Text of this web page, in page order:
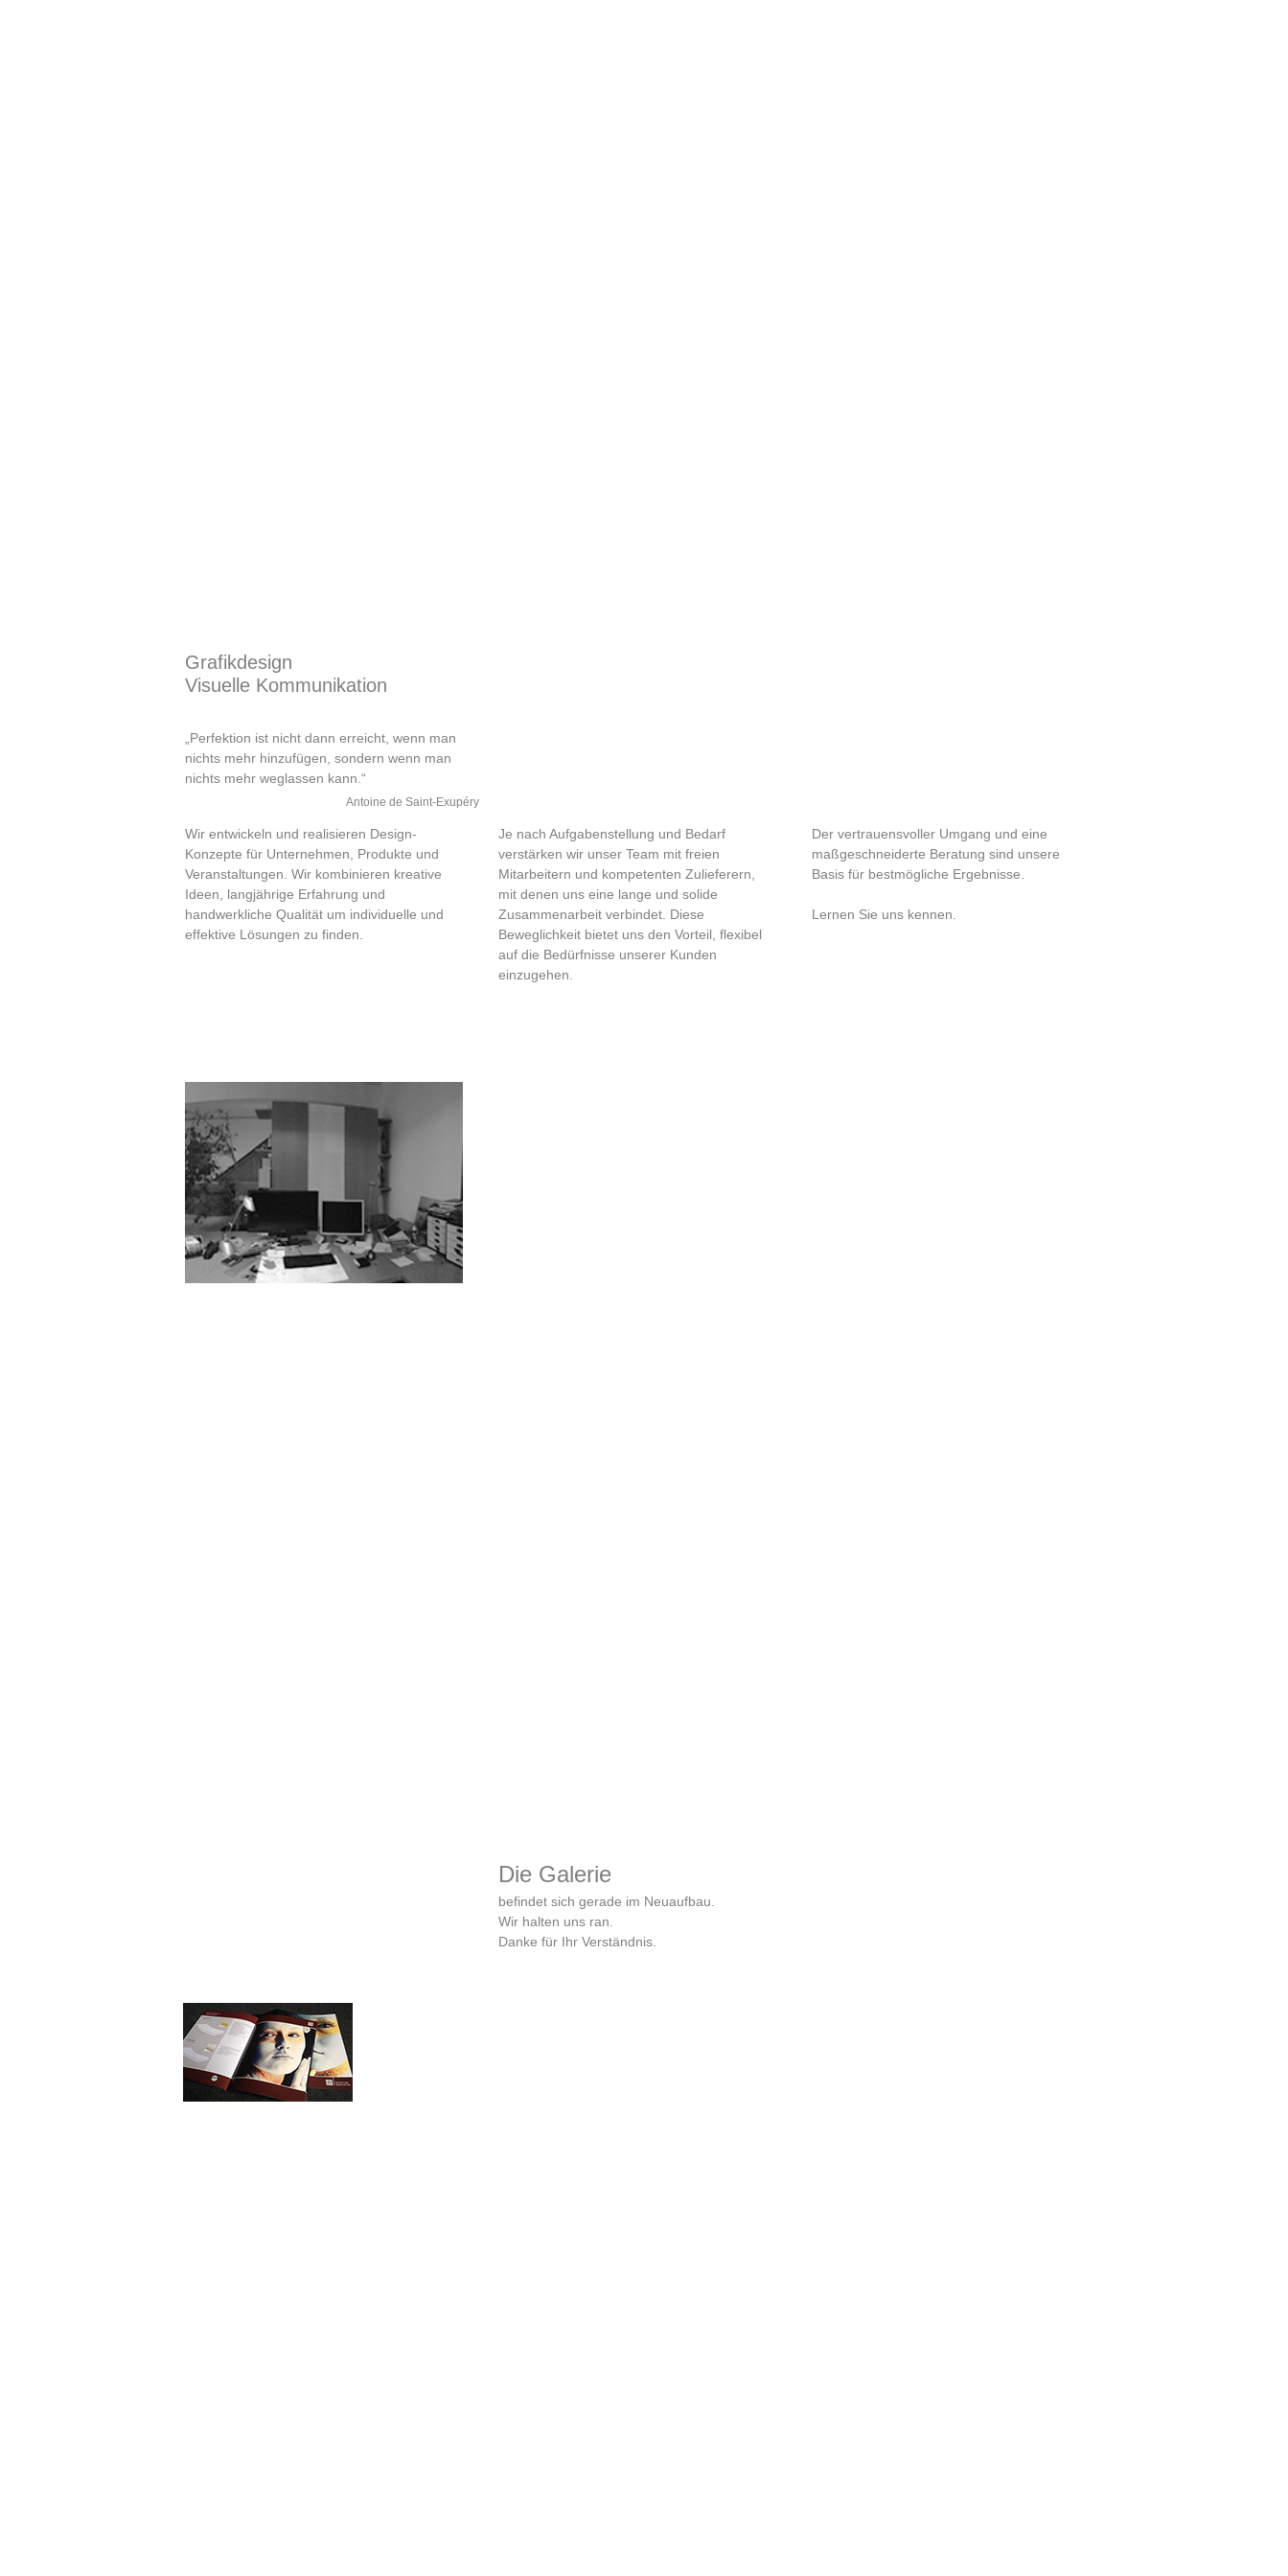
Grafikdesign
Visuelle Kommunikation
„Perfektion ist nicht dann erreicht, wenn man
nichts mehr hinzufügen, sondern wenn man
nichts mehr weglassen kann.“
Antoine de Saint-Exupéry
Wir entwickeln und realisieren Design-
Konzepte für Unternehmen, Produkte und
Veranstaltungen. Wir kombinieren kreative
Ideen, langjährige Erfahrung und
handwerkliche Qualität um individuelle und
effektive Lösungen zu finden.
Je nach Aufgabenstellung und Bedarf
verstärken wir unser Team mit freien
Mitarbeitern und kompetenten Zulieferern,
mit denen uns eine lange und solide
Zusammenarbeit verbindet. Diese
Beweglichkeit bietet uns den Vorteil, flexibel
auf die Bedürfnisse unserer Kunden
einzugehen.
Der vertrauensvoller Umgang und eine
maßgeschneiderte Beratung sind unsere
Basis für bestmögliche Ergebnisse.
Lernen Sie uns kennen.
Die Galerie
befindet sich gerade im Neuaufbau.
Wir halten uns ran.
Danke für Ihr Verständnis.